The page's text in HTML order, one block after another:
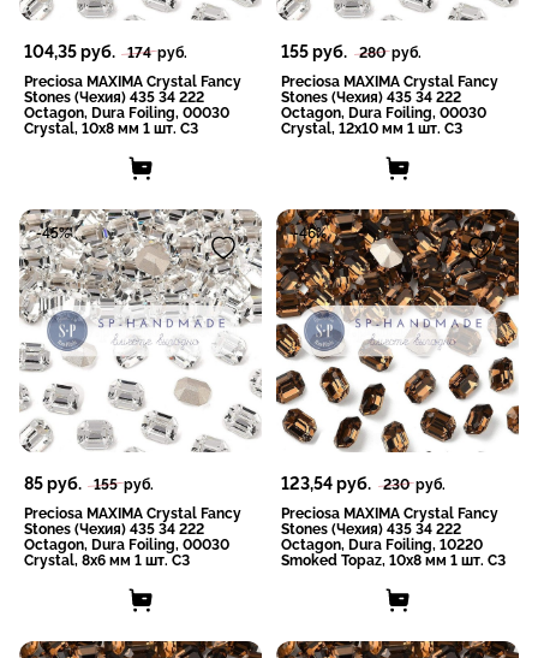
104,35руб. 174руб.
Preciosa MAXIMA Crystal Fancy
Stones (Чехия) 435 34 222
Octagon, Dura Foiling, 00030
Crystal, 10x8 мм 1 шт. СЗ
155руб. 280руб.
Preciosa MAXIMA Crystal Fancy
Stones (Чехия) 435 34 222
Octagon, Dura Foiling, 00030
Crystal, 12x10 мм 1 шт. СЗ
85руб. 155руб.
Preciosa MAXIMA Crystal Fancy
Stones (Чехия) 435 34 222
Octagon, Dura Foiling, 00030
Crystal, 8x6 мм 1 шт. СЗ
-45%
123,54руб. 230руб.
Preciosa MAXIMA Crystal Fancy
Stones (Чехия) 435 34 222
Octagon, Dura Foiling, 10220
Smoked Topaz, 10x8 мм 1 шт. СЗ
-46%